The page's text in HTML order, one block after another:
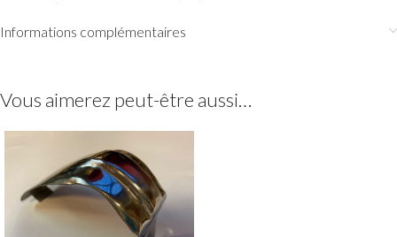
Informations complémentaires
Vous aimerez peut-être aussi…